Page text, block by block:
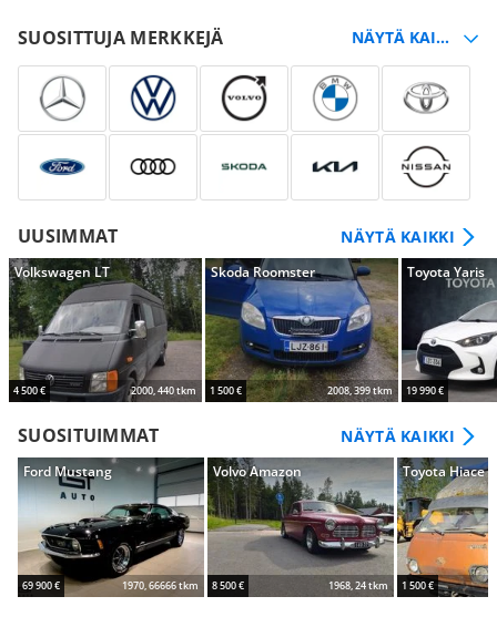
SUOSITTUJA MERKKEJÄ
UUSIMMAT NÄYTÄ KAIKKI
Volkswagen LT
4 500 € 2000, 440 tkm
Skoda Roomster
1 500 € 2008, 399 tkm
Toyota Yaris
19 990 €
SUOSITUIMMAT NÄYTÄ KAIKKI
Ford Mustang
69 900 € 1970, 66666 tkm
Volvo Amazon
8 500 € 1968, 24 tkm
Toyota Hiace
1 500 €